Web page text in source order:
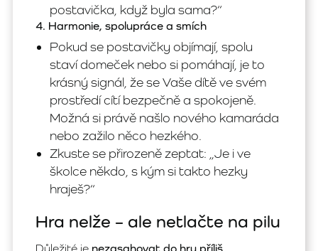
postavička, když byla sama?“
4. Harmonie, spolupráce a smích
Pokud se postavičky objímají, spolu
staví domeček nebo si pomáhají, je to
krásný signál, že se Vaše dítě ve svém
prostředí cítí bezpečně a spokojeně.
Možná si právě našlo nového kamaráda
nebo zažilo něco hezkého.
Zkuste se přirozeně zeptat: „Je i ve
školce někdo, s kým si takto hezky
hraješ?“
Hra nelže – ale netlačte na pilu